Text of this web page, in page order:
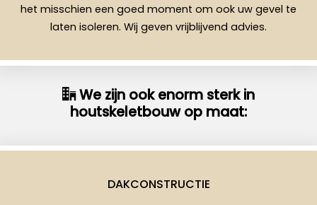
het misschien een goed moment om ook uw gevel te
laten isoleren. Wij geven vrijblijvend advies.
We zijn ook enorm sterk in
houtskeletbouw op maat:
DAKCONSTRUCTIE